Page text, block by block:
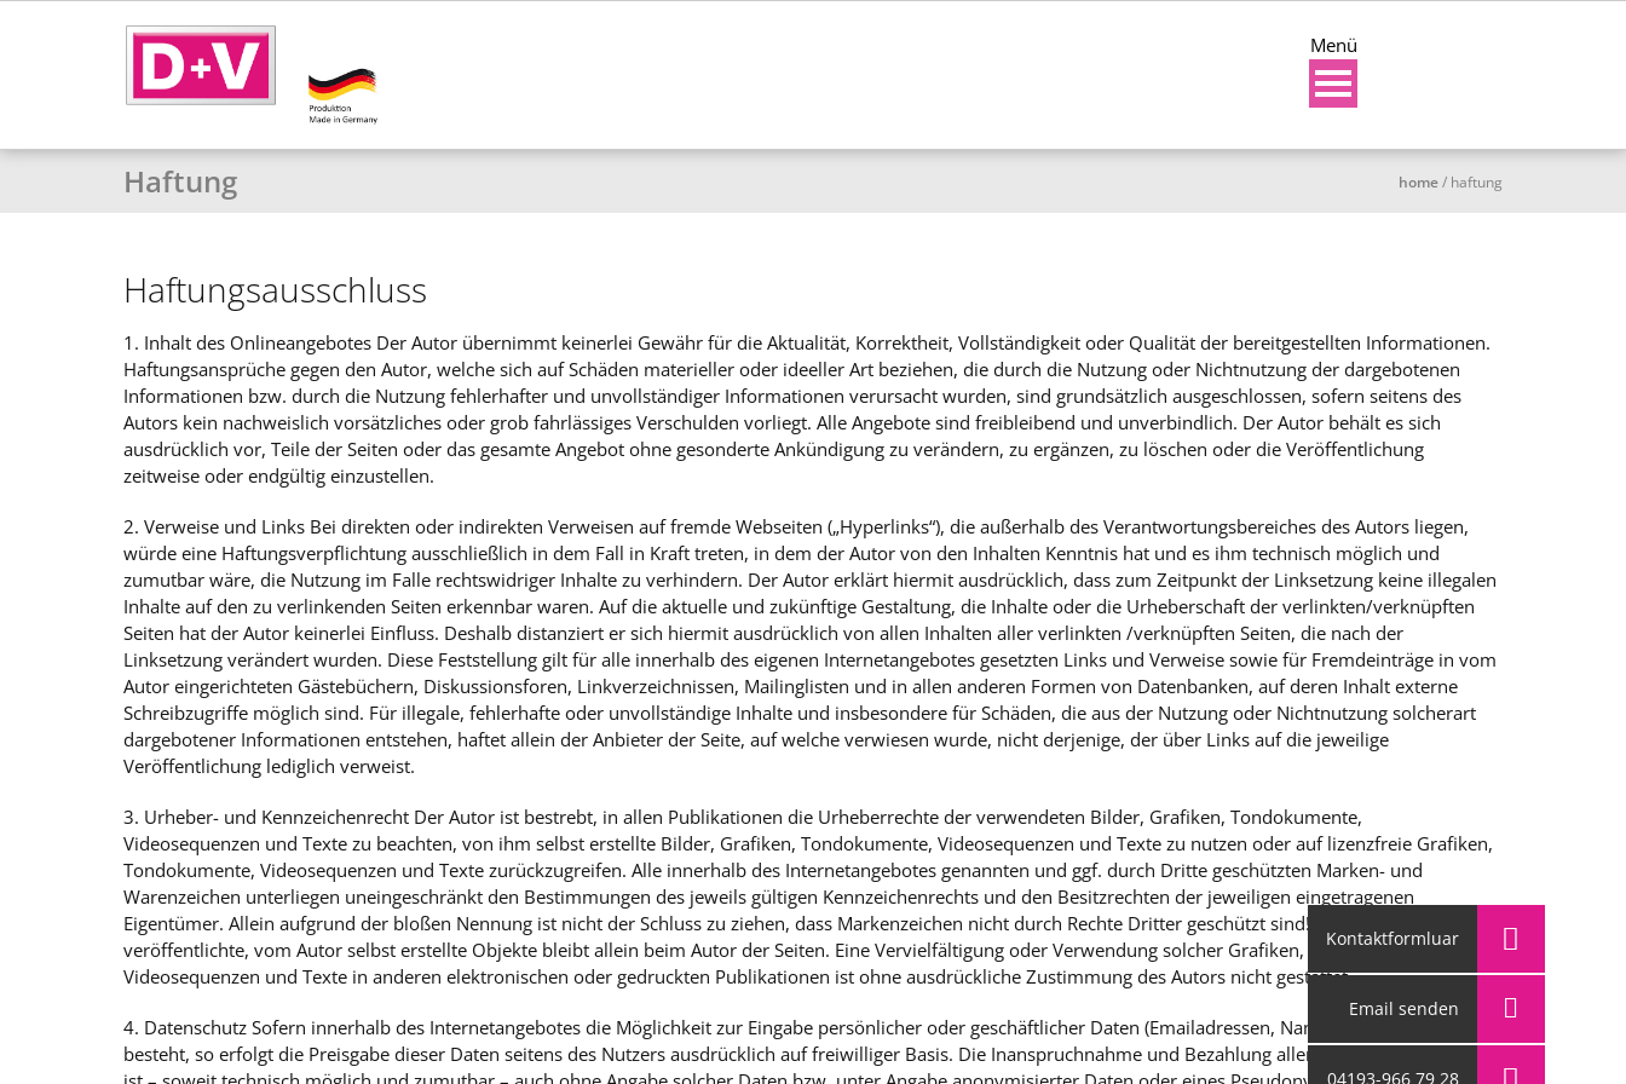
Menü
Haftung home/ haftung
Haftungsausschluss
1. Inhalt des Onlineangebotes Der Autor übernimmt keinerlei Gewähr für die Aktualität, Korrektheit, Vollständigkeit oder Qualität der bereitgestellten Informationen.
Haftungsansprüche gegen den Autor, welche sich auf Schäden materieller oder ideeller Art beziehen, die durch die Nutzung oder Nichtnutzung der dargebotenen
Informationen bzw. durch die Nutzung fehlerhafter und unvollständiger Informationen verursacht wurden, sind grundsätzlich ausgeschlossen, sofern seitens des
Autors kein nachweislich vorsätzliches oder grob fahrlässiges Verschulden vorliegt. Alle Angebote sind freibleibend und unverbindlich. Der Autor behält es sich
ausdrücklich vor, Teile der Seiten oder das gesamte Angebot ohne gesonderte Ankündigung zu verändern, zu ergänzen, zu löschen oder die Veröffentlichung
zeitweise oder endgültig einzustellen.
2. Verweise und Links Bei direkten oder indirekten Verweisen auf fremde Webseiten („Hyperlinks“), die außerhalb des Verantwortungsbereiches des Autors liegen,
würde eine Haftungsverpflichtung ausschließlich in dem Fall in Kraft treten, in dem der Autor von den Inhalten Kenntnis hat und es ihm technisch möglich und
zumutbar wäre, die Nutzung im Falle rechtswidriger Inhalte zu verhindern. Der Autor erklärt hiermit ausdrücklich, dass zum Zeitpunkt der Linksetzung keine illegalen
Inhalte auf den zu verlinkenden Seiten erkennbar waren. Auf die aktuelle und zukünftige Gestaltung, die Inhalte oder die Urheberschaft der verlinkten/verknüpften
Seiten hat der Autor keinerlei Einfluss. Deshalb distanziert er sich hiermit ausdrücklich von allen Inhalten aller verlinkten /verknüpften Seiten, die nach der
Linksetzung verändert wurden. Diese Feststellung gilt für alle innerhalb des eigenen Internetangebotes gesetzten Links und Verweise sowie für Fremdeinträge in vom
Autor eingerichteten Gästebüchern, Diskussionsforen, Linkverzeichnissen, Mailinglisten und in allen anderen Formen von Datenbanken, auf deren Inhalt externe
Schreibzugriffe möglich sind. Für illegale, fehlerhafte oder unvollständige Inhalte und insbesondere für Schäden, die aus der Nutzung oder Nichtnutzung solcherart
dargebotener Informationen entstehen, haftet allein der Anbieter der Seite, auf welche verwiesen wurde, nicht derjenige, der über Links auf die jeweilige
Veröffentlichung lediglich verweist.
3. Urheber- und Kennzeichenrecht Der Autor ist bestrebt, in allen Publikationen die Urheberrechte der verwendeten Bilder, Grafiken, Tondokumente,
Videosequenzen und Texte zu beachten, von ihm selbst erstellte Bilder, Grafiken, Tondokumente, Videosequenzen und Texte zu nutzen oder auf lizenzfreie Grafiken,
Tondokumente, Videosequenzen und Texte zurückzugreifen. Alle innerhalb des Internetangebotes genannten und ggf. durch Dritte geschützten Marken- und
Warenzeichen unterliegen uneingeschränkt den Bestimmungen des jeweils gültigen Kennzeichenrechts und den Besitzrechten der jeweiligen eingetragenen
Eigentümer. Allein aufgrund der bloßen Nennung ist nicht der Schluss zu ziehen, dass Markenzeichen nicht durch Rechte Dritter geschützt sind! Das Copyright für
veröffentlichte, vom Autor selbst erstellte Objekte bleibt allein beim Autor der Seiten. Eine Vervielfältigung oder Verwendung solcher Grafiken, Tondokumente,
Videosequenzen und Texte in anderen elektronischen oder gedruckten Publikationen ist ohne ausdrückliche Zustimmung des Autors nicht gestattet.
4. Datenschutz Sofern innerhalb des Internetangebotes die Möglichkeit zur Eingabe persönlicher oder geschäftlicher Daten (Emailadressen, Namen, Anschriften)
besteht, so erfolgt die Preisgabe dieser Daten seitens des Nutzers ausdrücklich auf freiwilliger Basis. Die Inanspruchnahme und Bezahlung aller angebotenen Dienste